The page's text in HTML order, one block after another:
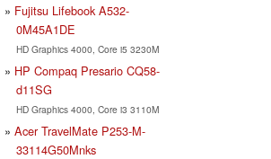
Fujitsu Lifebook A532-
0M45A1DE
HD Graphics 4000, Core i5 3230M
HP Compaq Presario CQ58-
d11SG
HD Graphics 4000, Core i3 3110M
Acer TravelMate P253-M-
33114G50Mnks